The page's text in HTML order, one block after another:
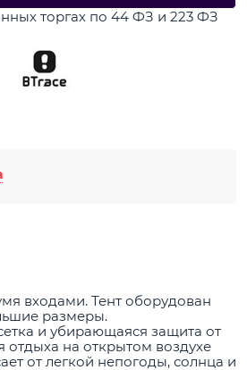
торгах по 44 ФЗ и 223 ФЗ
входами. Тент оборудован
размеры.
и убирающаяся защита от
отдыха на открытом воздухе
от легкой непогоды, солнца и